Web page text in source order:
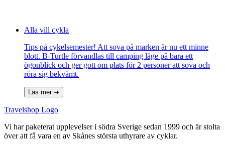
Alla vill cykla
Tips på cykelsemester! Att sova på marken är nu ett minne
blott. B-Turtle förvandlas till camping läge på bara ett
ögonblick och ger gott om plats för 2 personer att sova och
röra sig bekvämt.
Läs mer ➜
Travelshop Logo
Vi har paketerat upplevelser i södra Sverige sedan 1999 och är stolta
över att få vara en av Skånes största uthyrare av cyklar.